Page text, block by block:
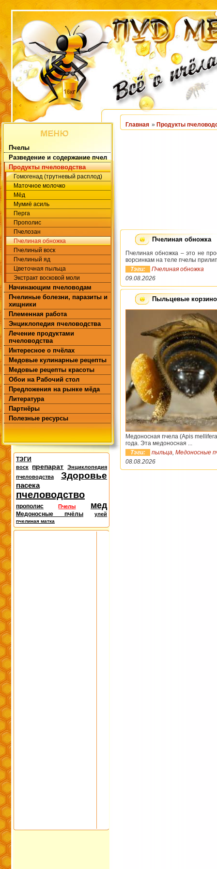
Пчелы
Разведение и содержание пчел
Продукты пчеловодства
Гомогенад (трутневый расплод)
Маточное молочко
Мёд
Мумиё асиль
Перга
Прополис
Пчелозан
Пчелиная обножка
Пчелиный воск
Пчелиный яд
Цветочная пыльца
Экстракт восковой моли
Начинающим пчеловодам
Пчелиные болезни, паразиты и
хищники
Племенная работа
Энциклопедия пчеловодства
Лечение продуктами
пчеловодства
Интересное о пчёлах
Медовые кулинарные рецепты
Медовые рецепты красоты
Обои на Рабочий стол
Предложения на рынке мёда
Литература
Партнёры
Полезные ресурсы
ТЭГИ
воск препарат
Энциклопедия
пчеловодства
Здоровье
пасека
пчеловодство
прополис Пчелы мед
Медоносные пчёлы улей
пчелиная матка
Главная » Продукты
Пчелиная обножка
Пчелиная обножка – это не
ворсинкам на теле пчелы
Тэги:
Пчелиная обножка
09.08.2026
Пыльцевые
Медоносная пчела (Apis
года. Эта медоносная ...
Тэги:
пыльца, Медоносные
08.08.2026